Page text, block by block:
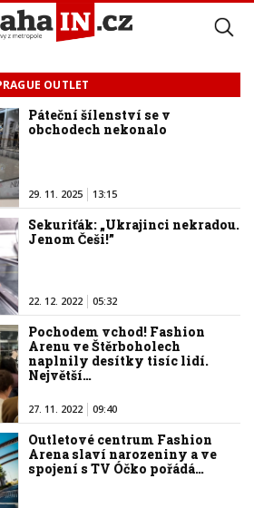
OUTLET
Páteční šílenství se v
obchodech nekonalo
29. 11. 2025 13:15
Sekuriťák: „Ukrajinci nekradou.
Jenom Češi!”
22. 12. 2022 05:32
Pochodem vchod! Fashion
Arenu ve Štěrboholech
naplnily desítky tisíc lidí.
Největší…
27. 11. 2022 09:40
Outletové centrum Fashion
Arena slaví narozeniny a ve
spojení s TV Óčko pořádá…